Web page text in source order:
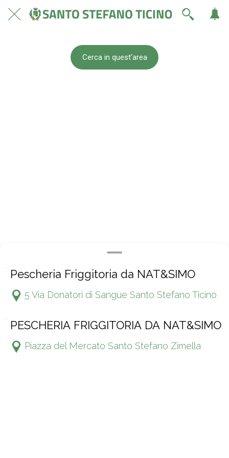
Pescheria Friggitoria da NAT&SIMO
5 Via Donatori di Sangue Santo Stefano Ticino
PESCHERIA FRIGGITORIA DA NAT&SIMO
Piazza del Mercato Santo Stefano Zimella
Cerca in quest'area